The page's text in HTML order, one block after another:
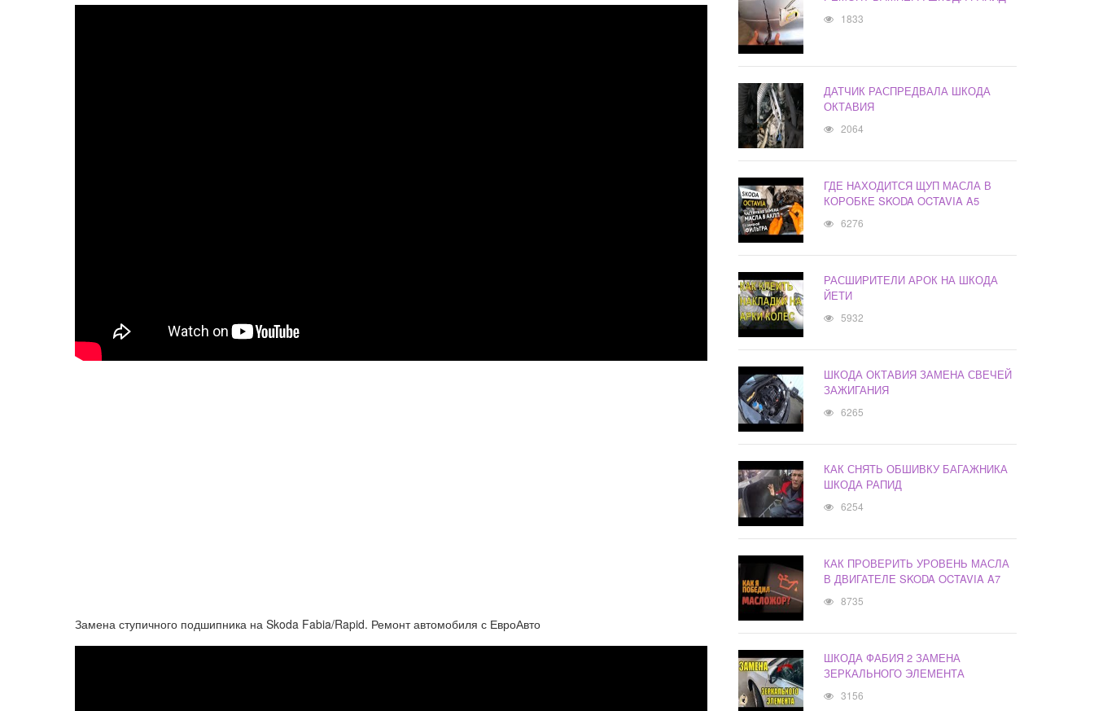
Замена ступичного подшипника на Skoda Fabia/Rapid. Ремонт автомобиля с ЕвроАвто
1833
ДАТЧИК РАСПРЕДВАЛА ШКОДА
ОКТАВИЯ
2064
ГДЕ НАХОДИТСЯ ЩУП МАСЛА В
КОРОБКЕ SKODA OCTAVIA A5
6276
РАСШИРИТЕЛИ АРОК НА ШКОДА
ЙЕТИ
5932
ШКОДА ОКТАВИЯ ЗАМЕНА СВЕЧЕЙ
ЗАЖИГАНИЯ
6265
КАК СНЯТЬ ОБШИВКУ БАГАЖНИКА
ШКОДА РАПИД
6254
КАК ПРОВЕРИТЬ УРОВЕНЬ МАСЛА
В ДВИГАТЕЛЕ SKODA OCTAVIA A7
8735
ШКОДА ФАБИЯ 2 ЗАМЕНА
ЗЕРКАЛЬНОГО ЭЛЕМЕНТА
3156